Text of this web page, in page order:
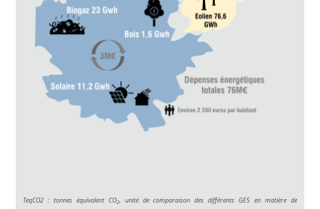
TeqCO2 : tonnes équivalent CO2, unité de comparaison des différents GES en matière de